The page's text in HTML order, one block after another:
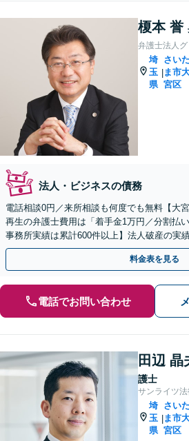
榎本 誉
弁護士法人
埼
玉
県
|
さいた
ま市
宮区
法人・ビジネスの債務
電話相談0円／来所相談も何度でも無料【大
再生の弁護士費用は「着手金1万円／分割払
事務所実績は累計600件以上】法人破産の実
K】オンライン相談もできます
料金表を見る
電話でお問い合わせ
田辺 晶
護士
サンライツ
埼
玉
県
|
さいた
ま市
宮区